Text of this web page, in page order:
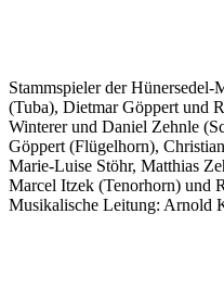
Stammspieler der
(Tuba), Dietmar Göppert und
Winterer und Daniel Zehnle
Göppert (Flügelhorn),
Marie-Luise Stöhr, Matthias
Marcel Itzek (Tenorhorn) und
Musikalische Leitung: Arnold